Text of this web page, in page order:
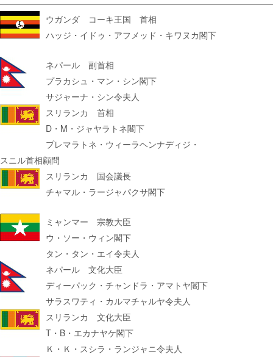
ウガンダ コーキ王国 首相
ハッジ・イドゥ・アフメッド・キワヌカ閣下
ネパール 副首相
プラカシュ・マン・シン閣下
サジャーナ・シン令夫人
スリランカ 首相
D・M・ジャヤラトネ閣下
プレマラトネ・ウィーラヘンナディジ・
スニル首相顧問
スリランカ 国会議長
チャマル・ラージャパクサ閣下
ミャンマー 宗教大臣
ウ・ソー・ウィン閣下
タン・タン・エイ令夫人
ネパール 文化大臣
ディーパック・チャンドラ・アマトヤ閣下
サラスワティ・カルマチャルヤ令夫人
スリランカ 文化大臣
T・B・エカナヤケ閣下
Ｋ・Ｋ・スシラ・ランジャニ令夫人